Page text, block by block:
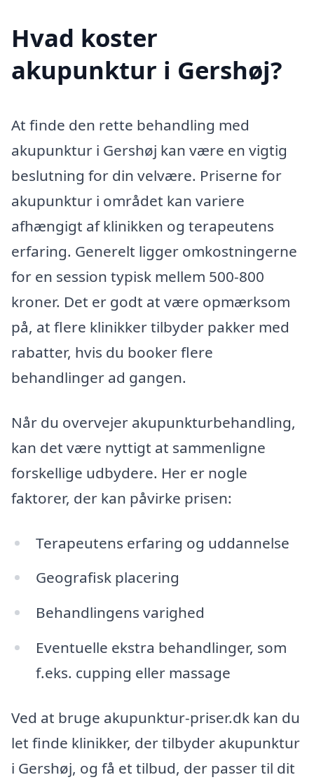
Hvad koster
akupunktur i Gershøj?
At finde den rette behandling med
akupunktur i Gershøj kan være en vigtig
beslutning for din velvære. Priserne for
akupunktur i området kan variere
afhængigt af klinikken og terapeutens
erfaring. Generelt ligger omkostningerne
for en session typisk mellem 500-800
kroner. Det er godt at være opmærksom
på, at flere klinikker tilbyder pakker med
rabatter, hvis du booker flere
behandlinger ad gangen.
Når du overvejer akupunkturbehandling,
kan det være nyttigt at sammenligne
forskellige udbydere. Her er nogle
faktorer, der kan påvirke prisen:
Terapeutens erfaring og uddannelse
Geografisk placering
Behandlingens varighed
Eventuelle ekstra behandlinger, som
f.eks. cupping eller massage
Ved at bruge akupunktur-priser.dk kan du
let finde klinikker, der tilbyder akupunktur
i Gershøj, og få et tilbud, der passer til dit